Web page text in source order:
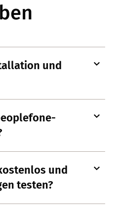
und
und
testen?